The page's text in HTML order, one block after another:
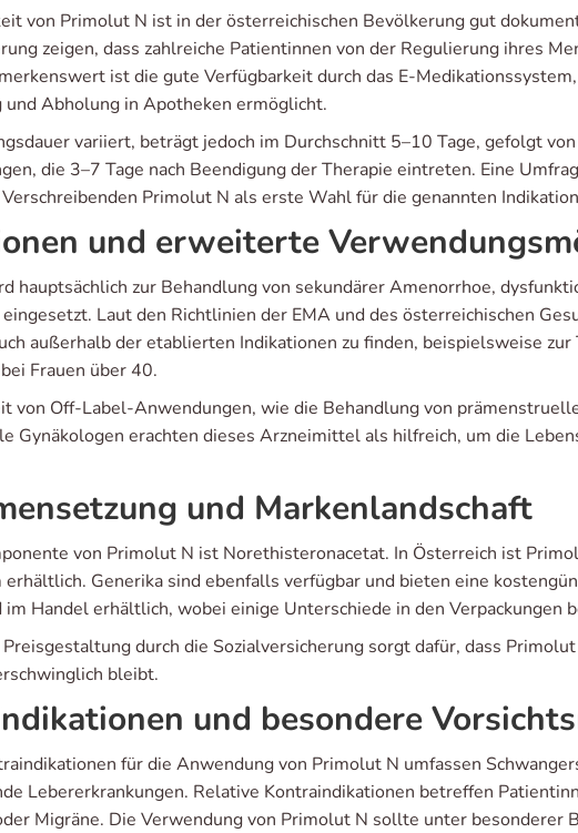
von Primolut N ist in der österreichischen Bevölkerung gut
zeigen, dass zahlreiche Patientinnen von der Regulierung ihres
ist die gute Verfügbarkeit durch das E-
und Abholung in Apotheken ermöglicht.
variiert, beträgt jedoch im Durchschnitt 5–10 Tage, gefolgt
die 3–7 Tage nach Beendigung der Therapie eintreten. Eine
Primolut N als erste Wahl für die genannten
und erweiterte
hauptsächlich zur Behandlung von sekundärer Amenorrhoe,
Laut den Richtlinien der EMA und des österreichischen
außerhalb der etablierten Indikationen zu finden, beispielsweise zur
Frauen über 40.
von Off-Label-Anwendungen, wie die Behandlung von
Gynäkologen erachten dieses Arzneimittel als hilfreich, um die
und Markenlandschaft
von Primolut N ist Norethisteronacetat. In Österreich ist
Generika sind ebenfalls verfügbar und bieten eine
Handel erhältlich, wobei einige Unterschiede in den Verpackungen
durch die Sozialversicherung sorgt dafür, dass
bleibt.
und besondere
für die Anwendung von Primolut N umfassen
Lebererkrankungen. Relative Kontraindikationen betreffen
Migräne. Die Verwendung von Primolut N sollte unter besonderer